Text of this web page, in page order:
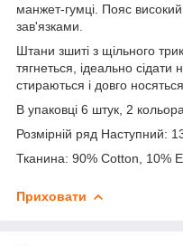
манжет-гумці. Пояс
зав'язками.
Штани зшиті з щільного
тягнеться, ідеально
стираються і довго носяться.
В упаковці 6 штук, 2 кольора
Розмірній ряд Наступний:
Тканина: 90% Cotton, 10%
Приховати